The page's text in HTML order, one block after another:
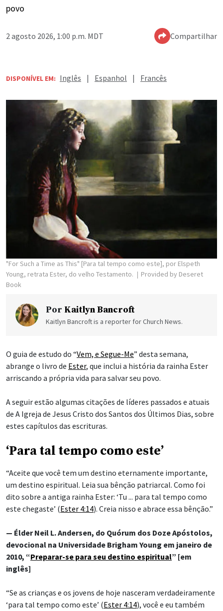
povo
2 agosto 2026, 1:00 p.m. MDT Compartilhar
DISPONÍVEL EM: Inglês | Espanhol | Francês
"For Such a Time as This" [Para tal tempo como este], por Elspeth
Young, retrata Ester, do velho Testamento.
Provided by Deseret
Book
Por Kaitlyn Bancroft
Kaitlyn Bancroft is a reporter for Church News.
O guia de estudo do “Vem, e Segue-Me” desta semana,
abrange o livro de Ester, que inclui a história da rainha Ester
arriscando a própria vida para salvar seu povo.
A seguir estão algumas citações de líderes passados e atuais
de A Igreja de Jesus Cristo dos Santos dos Últimos Dias, sobre
estes capítulos das escrituras.
‘Para tal tempo como este’
“Aceite que você tem um destino eternamente importante,
um destino espiritual. Leia sua bênção patriarcal. Como foi
dito sobre a antiga rainha Ester: ‘Tu ... para tal tempo como
este chegaste’ (Ester 4:14). Creia nisso e abrace essa bênção.”
— Élder Neil L. Andersen, do Quórum dos Doze Apóstolos,
devocional na Universidade Brigham Young em janeiro de
2010, “Preparar-se para seu destino espiritual” [em
inglês]
“Se as crianças e os jovens de hoje nasceram verdadeiramente
‘para tal tempo como este’ (Ester 4:14), você e eu também